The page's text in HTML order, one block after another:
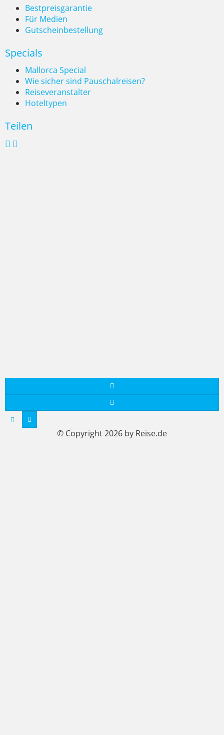
Bestpreisgarantie
Für Medien
Gutscheinbestellung
Specials
Mallorca Special
Wie sicher sind Pauschalreisen?
Reiseveranstalter
Hoteltypen
Teilen
© Copyright 2026 by Reise.de